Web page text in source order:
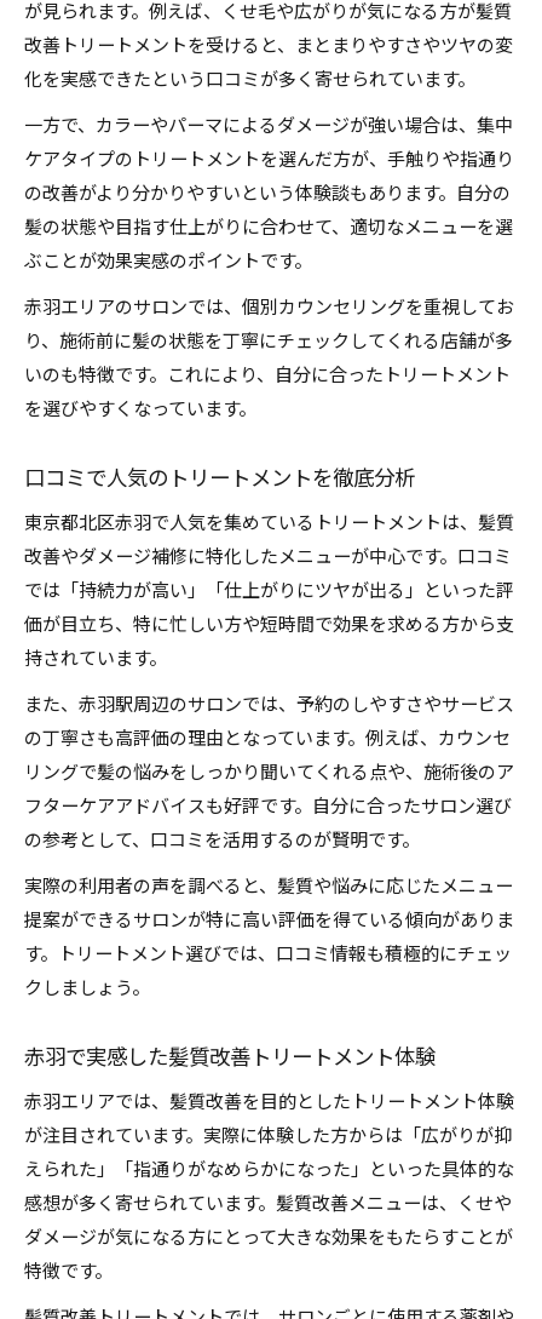
が見られます。例えば、くせ毛や広がりが気になる方が髪質
改善トリートメントを受けると、まとまりやすさやツヤの変
化を実感できたという口コミが多く寄せられています。
一方で、カラーやパーマによるダメージが強い場合は、集中
ケアタイプのトリートメントを選んだ方が、手触りや指通り
の改善がより分かりやすいという体験談もあります。自分の
髪の状態や目指す仕上がりに合わせて、適切なメニューを選
ぶことが効果実感のポイントです。
赤羽エリアのサロンでは、個別カウンセリングを重視してお
り、施術前に髪の状態を丁寧にチェックしてくれる店舗が多
いのも特徴です。これにより、自分に合ったトリートメント
を選びやすくなっています。
口コミで人気のトリートメントを徹底分析
東京都北区赤羽で人気を集めているトリートメントは、髪質
改善やダメージ補修に特化したメニューが中心です。口コミ
では「持続力が高い」「仕上がりにツヤが出る」といった評
価が目立ち、特に忙しい方や短時間で効果を求める方から支
持されています。
また、赤羽駅周辺のサロンでは、予約のしやすさやサービス
の丁寧さも高評価の理由となっています。例えば、カウンセ
リングで髪の悩みをしっかり聞いてくれる点や、施術後のア
フターケアアドバイスも好評です。自分に合ったサロン選び
の参考として、口コミを活用するのが賢明です。
実際の利用者の声を調べると、髪質や悩みに応じたメニュー
提案ができるサロンが特に高い評価を得ている傾向がありま
す。トリートメント選びでは、口コミ情報も積極的にチェッ
クしましょう。
赤羽で実感した髪質改善トリートメント体験
赤羽エリアでは、髪質改善を目的としたトリートメント体験
が注目されています。実際に体験した方からは「広がりが抑
えられた」「指通りがなめらかになった」といった具体的な
感想が多く寄せられています。髪質改善メニューは、くせや
ダメージが気になる方にとって大きな効果をもたらすことが
特徴です。